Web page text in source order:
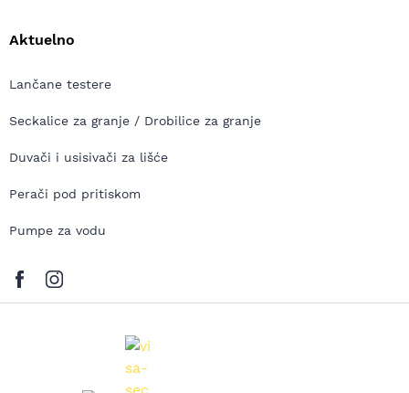
Aktuelno
Lančane testere
Seckalice za granje / Drobilice za granje
Duvači i usisivači za lišće
Perači pod pritiskom
Pumpe za vodu